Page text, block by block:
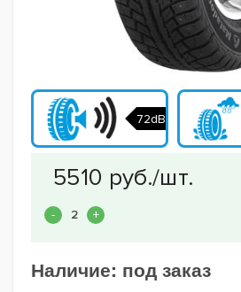
72dB
Наличие: под заказ